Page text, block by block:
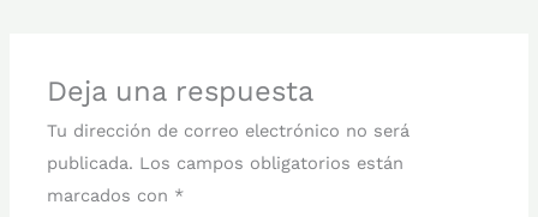
Deja una respuesta
Tu dirección de correo electrónico no será
publicada. Los campos obligatorios están
marcados con *